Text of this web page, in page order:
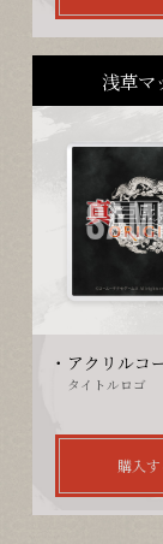
浅草マ
アクリルコ
タイトルロゴ
購入す